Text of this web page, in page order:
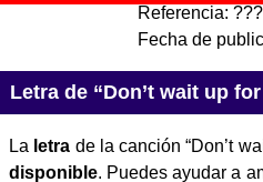
Referencia:
Fecha de
Letra de “Don’t wait up for
La letra de la canción “Don’t
disponible. Puedes ayudar a